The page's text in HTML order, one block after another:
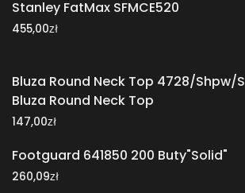
Stanley FatMax SFMCE520
455,00zł
Bluza Round Neck Top 4728/Shpw/S
Bluza Round Neck Top
147,00zł
Footguard 641850 200 Buty"Solid"
260,09zł